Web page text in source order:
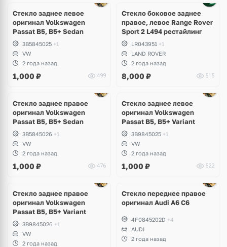
Стекло заднее левое
оригинал Volkswagen
Passat B5, B5+ Sedan
3B5845025 +1
VW
2 года назад
1,000 ₽ 499
Стекло боковое заднее
правое, левое Range Rover
Sport 2 L494 рестайлинг
LR043951 +1
LAND ROVER
2 года назад
8,000 ₽ 515
Стекло заднее правое
оригинал Volkswagen
Passat B5, B5+ Sedan
3B5845026 +1
VW
2 года назад
1,000 ₽ 476
Стекло заднее левое
оригинал Volkswagen
Passat B5, B5+ Variant
3B9845025 +1
VW
2 года назад
1,000 ₽ 522
Стекло заднее правое
оригинал Volkswagen
Passat B5, B5+ Variant
3B9845026 +1
VW
2 года назад
Стекло переднее правое
оригинал Audi A6 C6
4F0845202D +4
AUDI
2 года назад